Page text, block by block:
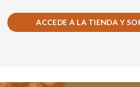
ACCEDE A LA TIENDA Y